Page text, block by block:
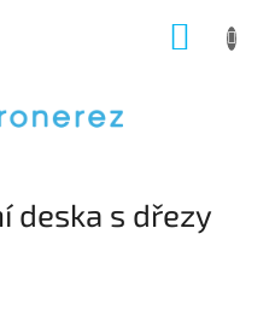
deska s dřezy